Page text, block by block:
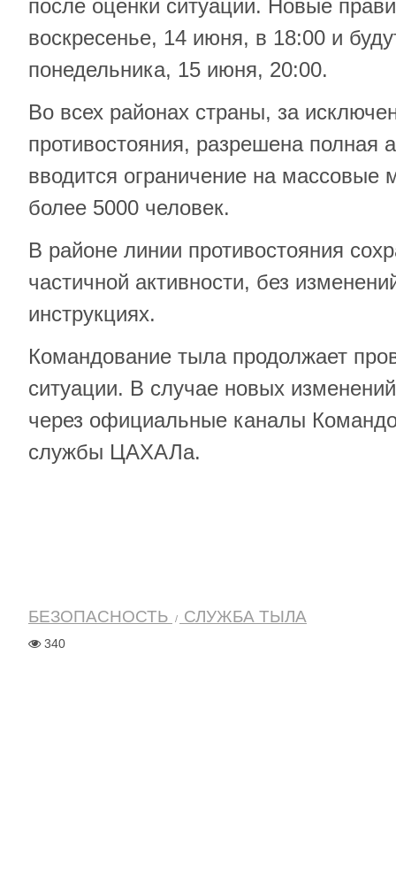
после оценки ситуации. Новые
воскресенье, 14 июня, в 18:00 и
понедельника, 15 июня, 20:00.
Во всех районах страны, за
противостояния, разрешена полная
вводится ограничение на
более 5000 человек.
В районе линии противостояния
частичной активности, без
инструкциях.
Командование тыла продолжает
ситуации. В случае новых
через официальные каналы
службы ЦАХАЛа.
БЕЗОПАСНОСТЬ СЛУЖБА ТЫЛА
340